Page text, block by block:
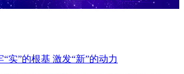
实”的根基 激发“新”的动力